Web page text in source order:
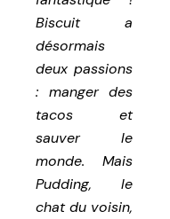
Biscuit a
désormais
deux passions
: manger des
tacos et
sauver le
monde. Mais
Pudding, le
chat du voisin,